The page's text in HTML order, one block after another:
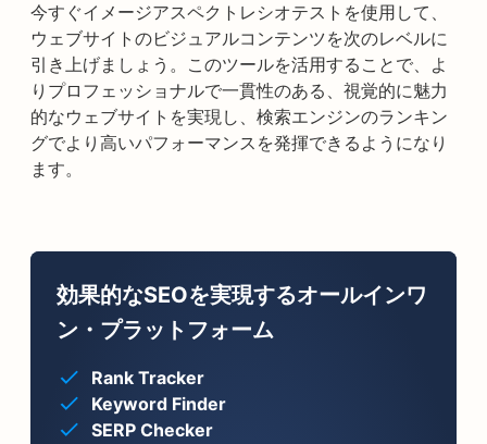
今すぐイメージアスペクトレシオテストを使用して、
ウェブサイトのビジュアルコンテンツを次のレベルに
引き上げましょう。このツールを活用することで、よ
りプロフェッショナルで一貫性のある、視覚的に魅力
的なウェブサイトを実現し、検索エンジンのランキン
グでより高いパフォーマンスを発揮できるようになり
ます。
効果的なSEOを実現するオールインワ
ン・プラットフォーム
Rank Tracker
Keyword Finder
SERP Checker